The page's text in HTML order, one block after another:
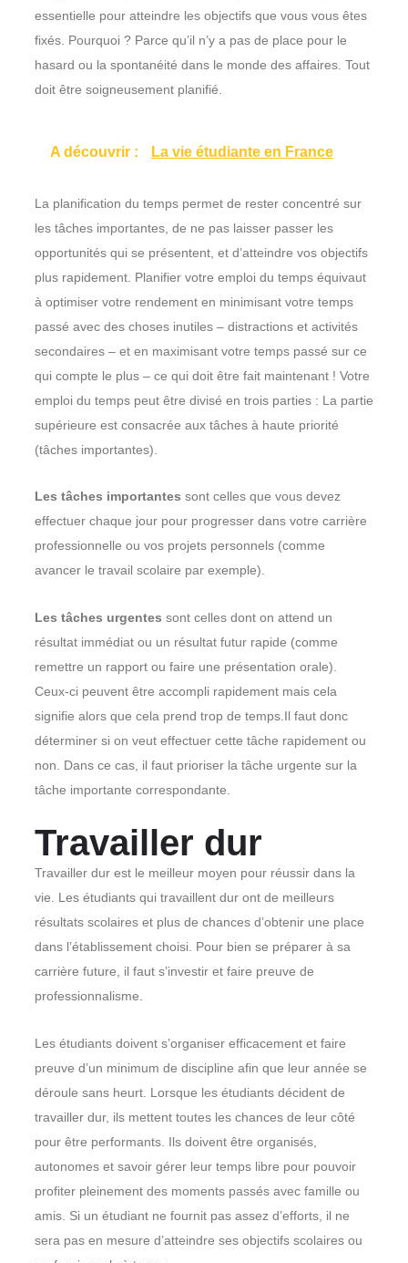
essentielle pour atteindre les objectifs que vous vous êtes
fixés. Pourquoi ? Parce qu’il n’y a pas de place pour le
hasard ou la spontanéité dans le monde des affaires. Tout
doit être soigneusement planifié.
A découvrir : La vie étudiante en France
La planification du temps permet de rester concentré sur
les tâches importantes, de ne pas laisser passer les
opportunités qui se présentent, et d’atteindre vos objectifs
plus rapidement. Planifier votre emploi du temps équivaut
à optimiser votre rendement en minimisant votre temps
passé avec des choses inutiles – distractions et activités
secondaires – et en maximisant votre temps passé sur ce
qui compte le plus – ce qui doit être fait maintenant ! Votre
emploi du temps peut être divisé en trois parties : La partie
supérieure est consacrée aux tâches à haute priorité
(tâches importantes).
Les tâches importantes sont celles que vous devez
effectuer chaque jour pour progresser dans votre carrière
professionnelle ou vos projets personnels (comme
avancer le travail scolaire par exemple).
Les tâches urgentes sont celles dont on attend un
résultat immédiat ou un résultat futur rapide (comme
remettre un rapport ou faire une présentation orale).
Ceux-ci peuvent être accompli rapidement mais cela
signifie alors que cela prend trop de temps.Il faut donc
déterminer si on veut effectuer cette tâche rapidement ou
non. Dans ce cas, il faut prioriser la tâche urgente sur la
tâche importante correspondante.
Travailler dur
Travailler dur est le meilleur moyen pour réussir dans la
vie. Les étudiants qui travaillent dur ont de meilleurs
résultats scolaires et plus de chances d’obtenir une place
dans l’établissement choisi. Pour bien se préparer à sa
carrière future, il faut s’investir et faire preuve de
professionnalisme.
Les étudiants doivent s’organiser efficacement et faire
preuve d’un minimum de discipline afin que leur année se
déroule sans heurt. Lorsque les étudiants décident de
travailler dur, ils mettent toutes les chances de leur côté
pour être performants. Ils doivent être organisés,
autonomes et savoir gérer leur temps libre pour pouvoir
profiter pleinement des moments passés avec famille ou
amis. Si un étudiant ne fournit pas assez d’efforts, il ne
sera pas en mesure d’atteindre ses objectifs scolaires ou